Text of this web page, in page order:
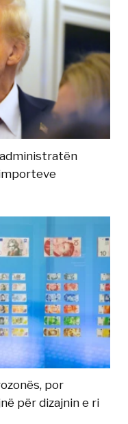
por
për dizajnin e ri